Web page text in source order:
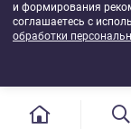
и формирования
соглашаетесь с
обработки